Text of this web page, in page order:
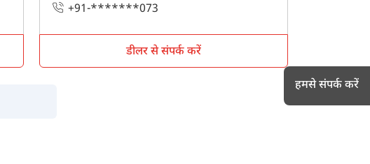
+91-*******073
डीलर से संपर्क करें
हमसे संपर्क करें